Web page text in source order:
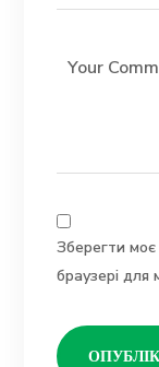
Зберегти
браузері для